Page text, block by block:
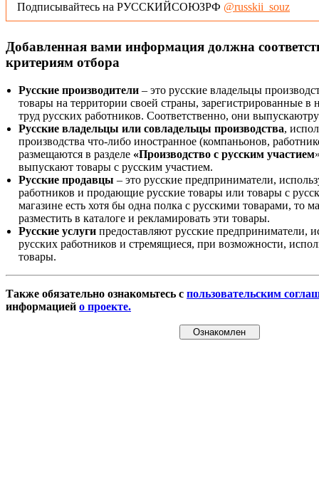
Подписывайтесь на РУССКИЙСОЮЗРФ @russkii_souz
Добавленная вами информация должна
критериям отбора
Русские производители – это русские владельцы
товары на территории своей страны, зарегистрированные
труд русских работников. Соответственно, они
Русские владельцы или совладельцы производства,
производства что-либо иностранное (компаньонов,
размещаются в разделе «Производство с русским участием
выпускают товары с русским участием.
Русские продавцы – это русские предприниматели,
работников и продающие русские товары или товары с
магазине есть хотя бы одна полка с русскими товарами, то
разместить в каталоге и рекламировать эти товары.
Русские услуги предоставляют русские предприниматели,
русских работников и стремящиеся, при возможности,
товары.
Также обязательно ознакомьтесь с пользовательским
информацией о проекте.
Ознакомлен